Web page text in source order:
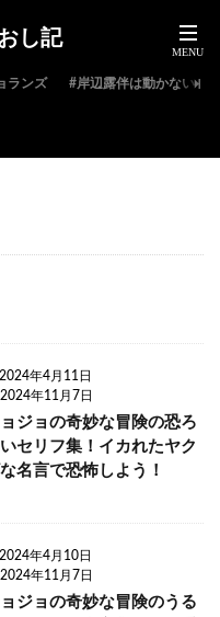
し記
ランズ #岸辺露伴は動かない
紹介
2024年4月11日
2024年11月7日
ジョの奇妙な冒険の恐ろ
いセリフ集！イカれたヤク
名言で恐怖しよう！
2024年4月10日
2024年11月7日
ジョの奇妙な冒険のうる